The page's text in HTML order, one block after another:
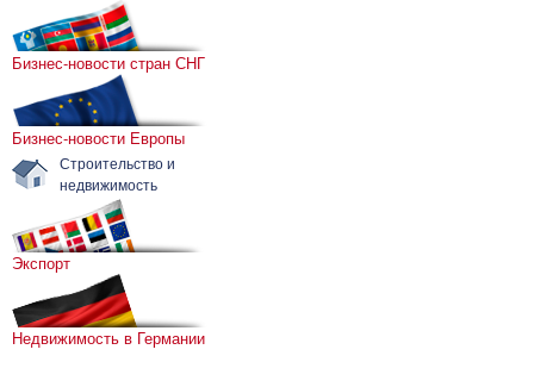
Бизнес-новости стран СНГ
Бизнес-новости Европы
Строительство и
недвижимость
Экспорт
Недвижимость в Германии